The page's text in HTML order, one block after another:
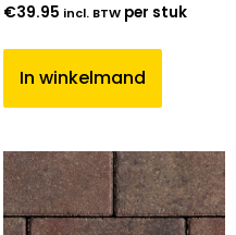
€39.95 incl. BTW per stuk
In winkelmand